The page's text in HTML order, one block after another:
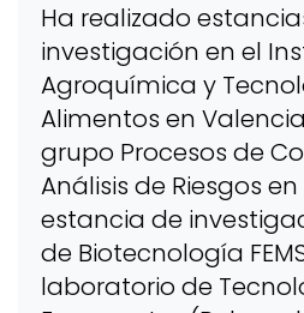
Ha realizado
investigación en el
Agroquímica y
Alimentos en
grupo Procesos de
Análisis de Riesgos
estancia de
de Biotecnología
laboratorio de